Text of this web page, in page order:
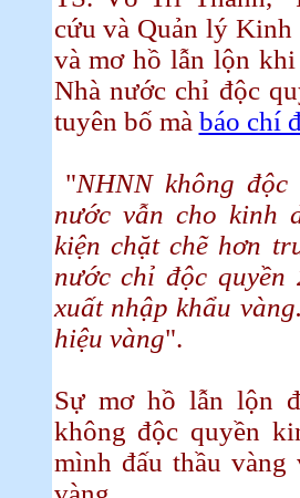
cứu và Quản lý
và mơ hồ lẫn lộn
Nhà nước chỉ độc
tuyên bố mà báo chí
"NHNN không
nước vẫn cho kinh
kiện chặt chẽ hơn
nước chỉ độc
xuất nhập khẩu
hiệu vàng".
Sự mơ hồ lẫn lộn
không độc quyền
mình đấu thầu vàng